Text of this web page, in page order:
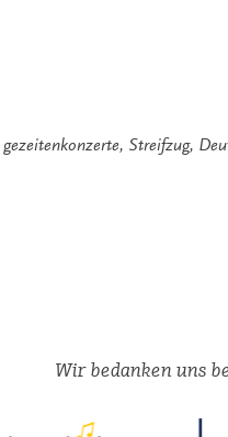
gezeitenkonzerte, Streifzug,
Wir bedanken uns